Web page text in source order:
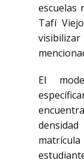
escuelas
Tafí
El